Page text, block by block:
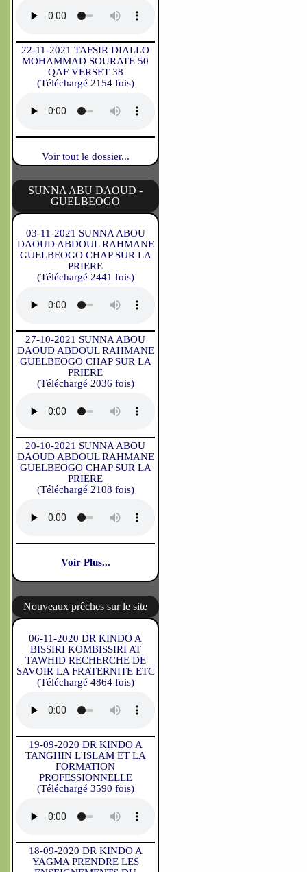
22-11-2021 TAFSIR DIALLO
MOHAMMAD SOURATE 50
QAF VERSET 38
(Téléchargé 2154 fois)
Voir tout le dossier...
SUNNA ABU DAOUD -
GUELBEOGO
03-11-2021 SUNNA ABOU
DAOUD ABDOUL RAHMANE
GUELBEOGO CHAP SUR LA
PRIERE
(Téléchargé 2441 fois)
27-10-2021 SUNNA ABOU
DAOUD ABDOUL RAHMANE
GUELBEOGO CHAP SUR LA
PRIERE
(Téléchargé 2036 fois)
20-10-2021 SUNNA ABOU
DAOUD ABDOUL RAHMANE
GUELBEOGO CHAP SUR LA
PRIERE
(Téléchargé 2108 fois)
Voir Plus...
Nouveaux prêches sur le site
06-11-2020 DR KINDO A
BISSIRI KOMBISSIRI AT
TAWHID RECHERCHE DE
SAVOIR LA FRATERNITE ETC
(Téléchargé 4864 fois)
19-09-2020 DR KINDO A
TANGHIN L'ISLAM ET LA
FORMATION
PROFESSIONNELLE
(Téléchargé 3590 fois)
18-09-2020 DR KINDO A
YAGMA PRENDRE LES